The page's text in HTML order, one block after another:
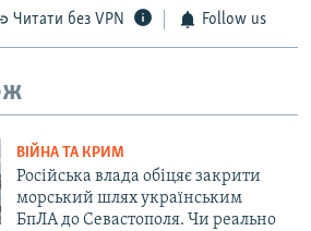
Читати без VPN Follow us
ВІЙНА ТА КРИМ
Російська влада обіцяє закрити
морський шлях українським
БпЛА до Севастополя. Чи реально